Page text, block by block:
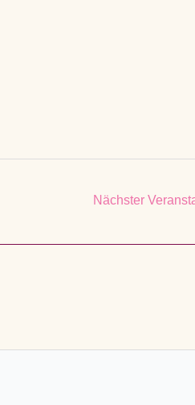
Nächster